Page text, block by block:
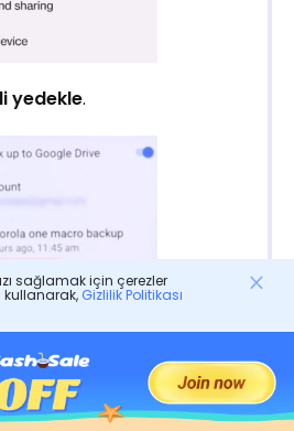
yedekle.
sağlamak için çerezler
kullanarak, Gizlilik Politikası